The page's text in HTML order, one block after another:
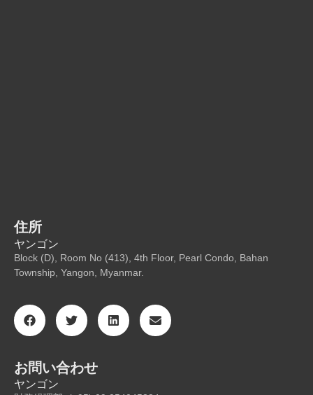
住所
ヤンゴン
Block (D), Room No (413), 4th Floor, Pearl Condo, Bahan
Township, Yangon, Myanmar.
お問い合わせ
ヤンゴン